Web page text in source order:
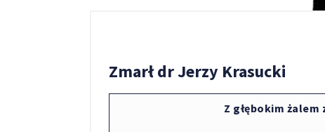
Zmarł dr Jerzy Krasucki
Z głębokim